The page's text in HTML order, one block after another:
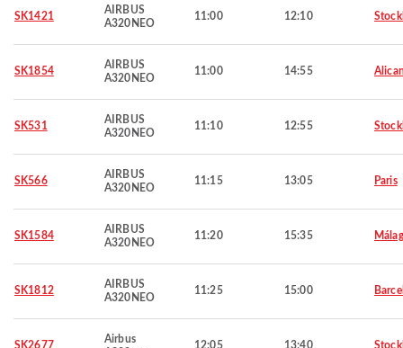
SK1421
AIRBUS
A320NEO
11:00 12:10
SK1854
AIRBUS
A320NEO
11:00 14:55
SK531
AIRBUS
A320NEO
11:10 12:55
SK566
AIRBUS
A320NEO
11:15 13:05 Paris
SK1584
AIRBUS
A320NEO
11:20 15:35
SK1812
AIRBUS
A320NEO
11:25 15:00
SK2677
Airbus
12:05 13:40